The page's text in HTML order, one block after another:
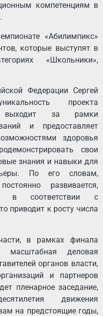
компетенциям в
«Абилимпикс»
которые выступят в
«Школьники»,
Федерации Сергей
проекта
выходит за рамки
и предоставляет
здоровья
свои
знания и навыки для
По его словам,
развивается,
в соответствии с
приводит к росту числа
в рамках финала
масштабная деловая
органов власти,
и партнеров
пленарное заседание,
движения
на предстоящие годы,